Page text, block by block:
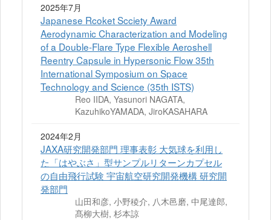
2025年7月
Japanese Rcoket Scciety Award
Aerodynamic Characterization and Modeling
of a Double-Flare Type Flexible Aeroshell
Reentry Capsule in Hypersonic Flow 35th
International Symposium on Space
Technology and Science (35th ISTS)
Reo IIDA, Yasunori NAGATA,
KazuhikoYAMADA, JiroKASAHARA
2024年2月
JAXA研究開発部門 理事表彰 大気球を利用し
た「はやぶさ」型サンプルリターンカプセル
の自由飛行試験 宇宙航空研究開発機構 研究開
発部門
山田和彦, 小野稜介, 八木邑磨, 中尾達郎,
髙柳大樹, 杉本諒